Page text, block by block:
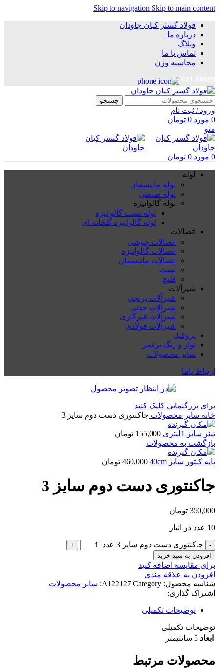
Skip to navigation Skip to main content
فولاد گستر کیان جاودان
درباره ما
وبلاگ
تماس با ما
محاسبه وزن
جستجو
ورود / ثبت نام
0 مورد 0 تومان
منو
0 مورد 0 تومان
لوله
لوله مانیسمان
لوله صنعتی
لوله گالوانیزه
لوله تست گالوانیزه
لوله گالوانیزه گلخانه ای
اتصالات
اتصالات جوشی
اتصالات گالوانیزه
اتصالات مانیسمان
بست
فلنچ
شیرآلات
شیرآلات برنجی
شیرآلات چدنی
شیرآلات غیرگازی
شیرآلات فولادی
پروفیل
نوار و رنگ پرایمر
سایر محصولات
ارتباط باما
برای بزرگنمایی کلیک کنید
خانه سایر محصولات جاکنتوری دست دوم سایز 3
تینر سایز 1لیتری 155,000 تومان
بازگشت به محصولات
پایه کنتور سایز 40cm 460,000 تومان
جاکنتوری دست دوم سایز 3
350,000 تومان
10 عدد در انبار
جاکنتوری دست دوم سایز 3 عدد
افزودن به سبد خرید
برای مقایسه اضافه کنید
افزودن به علاقه مندی
شناسه محصول:
A122127 Category:
سایر محصولات
اشتراک گذاری:
توضیحات تکمیلی
توضیحات تکمیلی
ابعاد 3 سانتیمتر
محصولات مرتبط